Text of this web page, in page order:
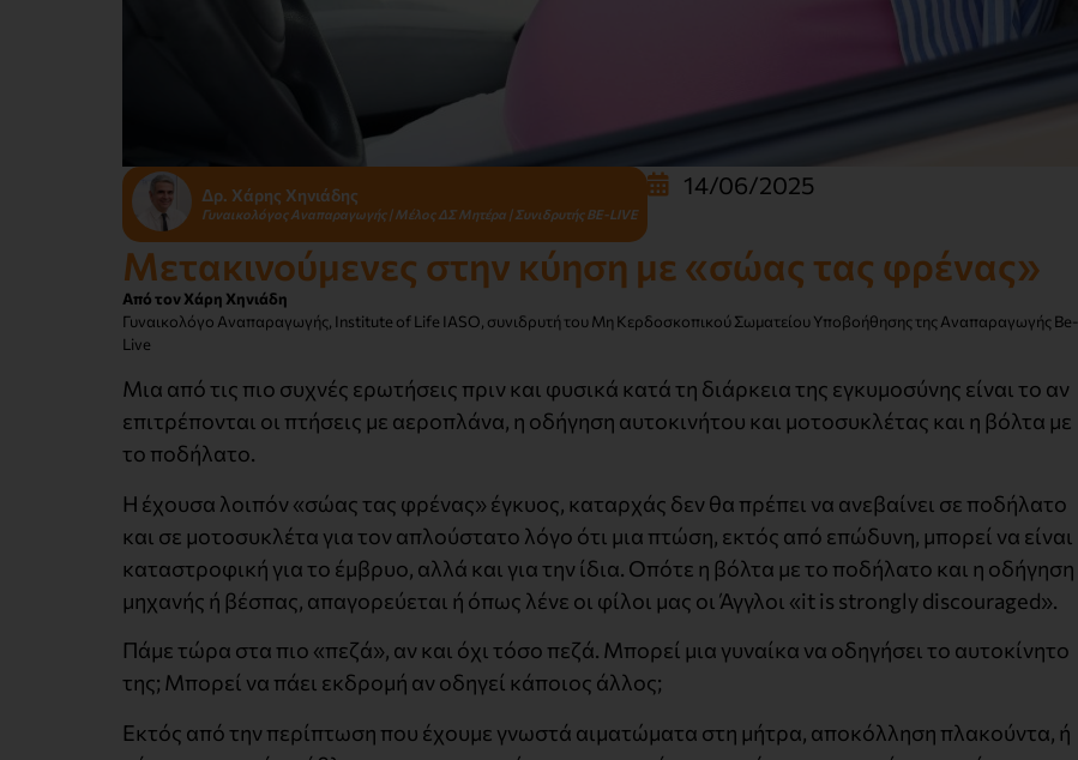
Δρ. Χάρης Χηνιάδης
Γυναικολόγος Αναπαραγωγής | Μέλος ΔΣ Μητέρα | Συνιδρυτής BE-LIVE
14/06/2025
Μετακινούμενες στην κύηση με «σώας τας φρένας»
Από τον Χάρη Χηνιάδη
Γυναικολόγο Αναπαραγωγής, Institute of Life IASO, συνιδρυτή του Μη Κερδοσκοπικού Σωματείου Υποβοήθησης της Αναπαραγωγής Be-
Live
Μια από τις πιο συχνές ερωτήσεις πριν και φυσικά κατά τη διάρκεια της εγκυμοσύνης είναι το αν
επιτρέπονται οι πτήσεις με αεροπλάνα, η οδήγηση αυτοκινήτου και μοτοσυκλέτας και η βόλτα με
το ποδήλατο.
Η έχουσα λοιπόν «σώας τας φρένας» έγκυος, καταρχάς δεν θα πρέπει να ανεβαίνει σε ποδήλατο
και σε μοτοσυκλέτα για τον απλούστατο λόγο ότι μια πτώση, εκτός από επώδυνη, μπορεί να είναι
καταστροφική για το έμβρυο, αλλά και για την ίδια. Οπότε η βόλτα με το ποδήλατο και η οδήγηση
μηχανής ή βέσπας, απαγορεύεται ή όπως λένε οι φίλοι μας οι Άγγλοι «it is strongly discouraged».
Πάμε τώρα στα πιο «πεζά», αν και όχι τόσο πεζά. Μπορεί μια γυναίκα να οδηγήσει το αυτοκίνητο
της; Μπορεί να πάει εκδρομή αν οδηγεί κάποιος άλλος;
Εκτός από την περίπτωση που έχουμε γνωστά αιματώματα στη μήτρα, αποκόλληση πλακούντα, ή